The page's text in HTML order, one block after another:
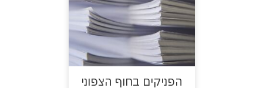
הפניקים בחוף הצפוני